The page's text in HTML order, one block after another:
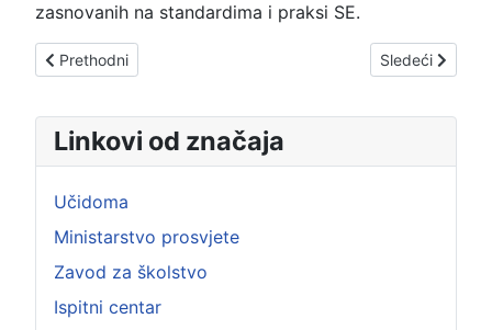
zasnovanih na standardima i praksi SE.
Prethodni članak: Interkulturalni program razmjene u Dječijem
Prethodni Sledeći
Sledeći
Linkovi od značaja
Učidoma
Ministarstvo prosvjete
Zavod za školstvo
Ispitni centar